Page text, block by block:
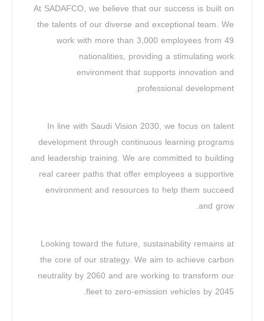
At SADAFCO, we believe that our success is built on
the talents of our diverse and exceptional team. We
work with more than 3,000 employees from 49
nationalities, providing a stimulating work
environment that supports innovation and
professional development.
In line with Saudi Vision 2030, we focus on talent
development through continuous learning programs
and leadership training. We are committed to building
real career paths that offer employees a supportive
environment and resources to help them succeed
and grow.
Looking toward the future, sustainability remains at
the core of our strategy. We aim to achieve carbon
neutrality by 2060 and are working to transform our
fleet to zero-emission vehicles by 2045.